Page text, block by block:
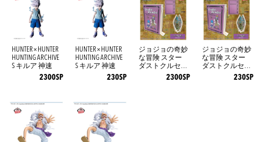
HUNTER×HUNTER
HUNTING ARCHIVE
S キルア 神速
2300SP
HUNTER×HUNTER
HUNTING ARCHIVE
S キルア 神速
230SP
ジョジョの奇妙
な冒険 スター
ダストクルセイ
ダース オイン
2300SP
ジョジョの奇妙
な冒険 スター
ダストクルセイ
ダース オイン
230SP